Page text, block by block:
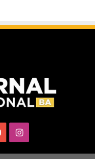
YouTubeInstagram